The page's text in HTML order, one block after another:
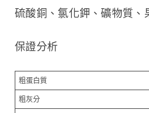
硫酸銅、氯化鉀、礦物質、
保證分析
粗蛋白質
粗灰分